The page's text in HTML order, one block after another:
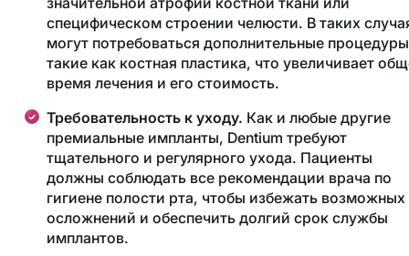
специфическом строении челюсти. В таких
могут потребоваться дополнительные
такие как костная пластика, что увеличивает
время лечения и его стоимость.
Требовательность к уходу. Как и любые другие
премиальные импланты, Dentium требуют
тщательного и регулярного ухода. Пациенты
должны соблюдать все рекомендации врача по
гигиене полости рта, чтобы избежать возможных
осложнений и обеспечить долгий срок службы
имплантов.